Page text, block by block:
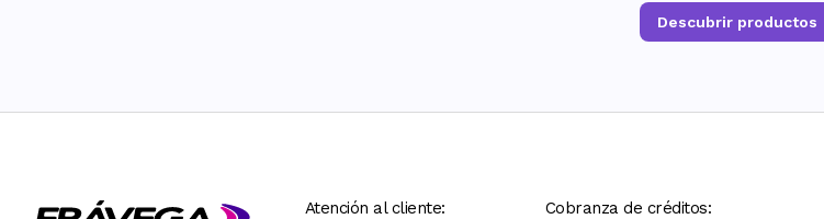
Descubrir productos
Atención al cliente: Cobranza de créditos: